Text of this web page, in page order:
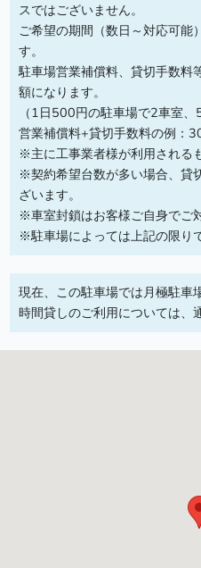
スではございません。
ご希望の期間（数日～対応可能
す。
駐車場営業補償料、貸切手数料
額になります。
（1日500円の駐車場で2車室、
営業補償料+貸切手数料の例：
※主に工事業者様が利用される
※契約希望台数が多い場合、貸
ざいます。
※車室封鎖はお客様ご自身でご
※駐車場によっては上記の限り
現在、この駐車場では月極駐車
時間貸しのご利用については、